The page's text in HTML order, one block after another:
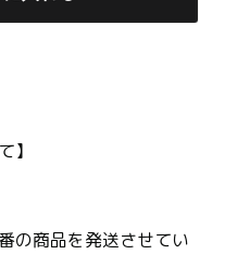
】
の商品を発送させてい